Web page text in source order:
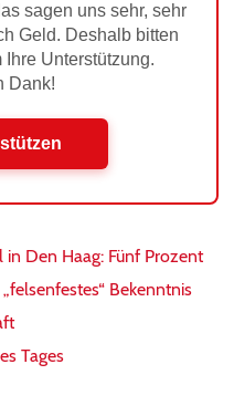
sagen uns sehr, sehr
Geld. Deshalb bitten
Unterstützung.
Dank!
in Den Haag: Fünf Prozent
Bekenntnis
Tages